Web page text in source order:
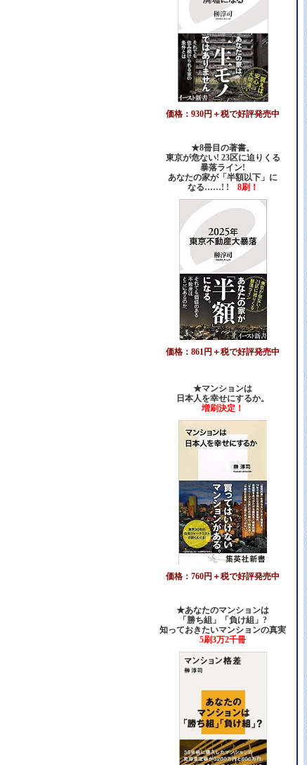
価格：930円＋税で好評発売中
★8冊目の著書。
東京が危ない! 23区に迫りくる
暴落ライン!
あなたの家が「半額以下」に
なる……! ! 8刷！
価格：861円＋税で好評発売中
★マンションは
日本人を幸せにするか。
増刷決定！
価格：760円＋税で好評発売中
★あなたのマンションは
「勝ち組」「負け組」?
知っておきたいマンションの真実
5刷3万2千冊